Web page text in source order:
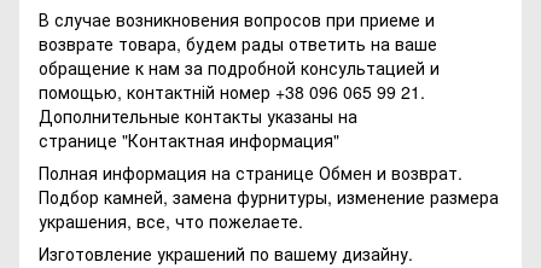
В случае возникновения вопросов при приеме и
возврате товара, будем рады ответить на ваше
обращение к нам за подробной консультацией и
помощью, контактній номер +38 096 065 99 21.
Дополнительные контакты указаны на
странице "Контактная информация"
Полная информация на странице Обмен и возврат.
Подбор камней, замена фурнитуры, изменение размера
украшения, все, что пожелаете.
Изготовление украшений по вашему дизайну.